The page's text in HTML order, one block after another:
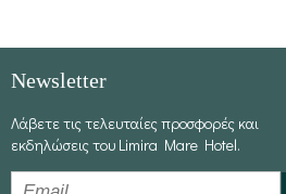
Newsletter
Λάβετε τις τελευταίες προσφορές και
εκδηλώσεις του Limira Mare Hotel.